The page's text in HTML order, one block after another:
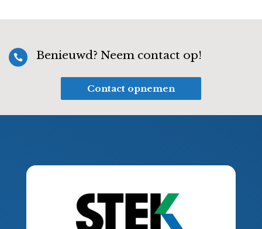
 Benieuwd? Neem contact op!
Contact opnemen